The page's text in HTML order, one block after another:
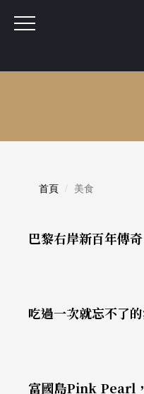
首頁 美食
巴黎右岸新百年
吃過一次就忘不了
富國島Pink Pearl